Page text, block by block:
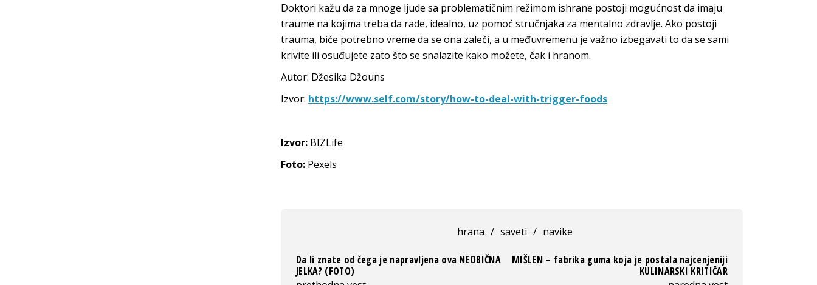
Doktori kažu da za mnoge ljude sa problematičnim režimom ishrane postoji mogućnost da imaju
traume na kojima treba da rade, idealno, uz pomoć stručnjaka za mentalno zdravlje. Ako postoji
trauma, biće potrebno vreme da se ona zaleči, a u međuvremenu je važno izbegavati to da se sami
krivite ili osuđujete zato što se snalazite kako možete, čak i hranom.
Autor: Džesika Džouns
Izvor: https://www.self.com/story/how-to-deal-with-trigger-foods
Izvor: BIZLife
Foto: Pexels
hrana / saveti / navike
Da li znate od čega je napravljena ova NEOBIČNA
JELKA? (FOTO)
MIŠLEN – fabrika guma koja je postala najcenjeniji
KULINARSKI KRITIČAR